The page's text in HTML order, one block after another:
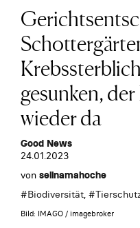
gesunken,
wieder da
Good News
24.01.2023
von selinamahoche
#Biodiversität, #
Bild: IMAGO / imagebroker